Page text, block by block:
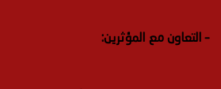
– التعاون مع المؤثرين: